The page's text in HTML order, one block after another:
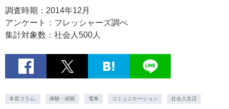
調査時期：2014年12月
アンケート：フレッシャーズ調べ
集計対象数：社会人500人
本音コラム. 体験・経験 電車 コミュニケーション 社会人生活